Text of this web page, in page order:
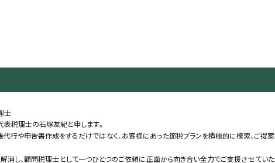
士
表税理士の石塚友紀と申します。
行や申告書作成をするだけではなく、お客様にあった節税プランを積極的に模索、ご提案
消し、顧問税理士として一つひとつのご依頼に正面から向き合い全力でご支援させていた